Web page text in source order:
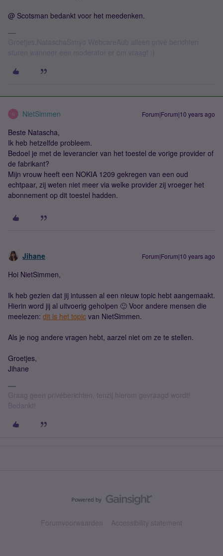
@ Scotsman bedankt voor het meedenken.
N NietSimmen Forum|Forum|10 years ago
Beste Natascha,
Ik heb hetzelfde probleem.
Bedoel je met de leverancier van het toestel de vorige provider of
de fabrikant?
Mijn vrouw heeft een NOKIA 1209 gekregen van een oud
echtpaar, zij weten niet meer via welke provider zij vroeger het
abonnement op dit toestel hadden.
Jihane Forum|Forum|10 years ago
Hoi NietSimmen,
Ik heb gezien dat jij intussen al een nieuw topic hebt aangemaakt.
Hierin word jij al uitvoerig geholpen 🙂 Voor andere mensen die
meelezen: dit is het topic van NietSimmen.
Als je nog andere vragen hebt, aarzel niet om ze te stellen.
Groetjes,
Jihane
Graag geen privéberichten, tenzij hierom gevraagd wordt!
Bedankt!
Forumvoorwaarden Accessibility statement